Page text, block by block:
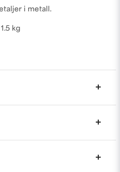
i metall.
kg
sedan
V1 Pro?
produkten...